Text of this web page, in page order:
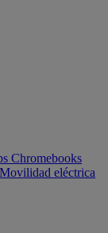
Chromebooks
Movilidad eléctrica